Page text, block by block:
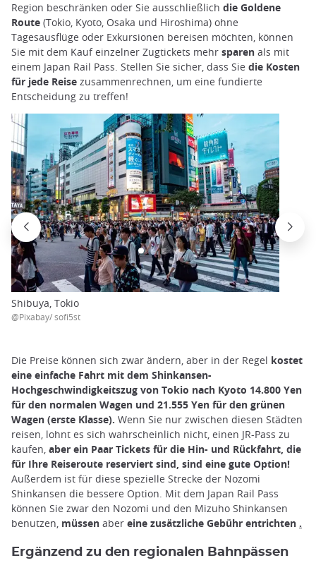
Region beschränken oder Sie ausschließlich die Goldene
Route (Tokio, Kyoto, Osaka und Hiroshima) ohne
Tagesausflüge oder Exkursionen bereisen möchten, können
Sie mit dem Kauf einzelner Zugtickets mehr sparen als mit
einem Japan Rail Pass. Stellen Sie sicher, dass Sie die Kosten
für jede Reise zusammenrechnen, um eine fundierte
Entscheidung zu treffen!
Shibuya, Tokio
@Pixabay/ sofi5st
Die Preise können sich zwar ändern, aber in der Regel kostet
eine einfache Fahrt mit dem Shinkansen-
Hochgeschwindigkeitszug von Tokio nach Kyoto 14.800 Yen
für den normalen Wagen und 21.555 Yen für den grünen
Wagen (erste Klasse). Wenn Sie nur zwischen diesen Städten
reisen, lohnt es sich wahrscheinlich nicht, einen JR-Pass zu
kaufen, aber ein Paar Tickets für die Hin- und Rückfahrt, die
für Ihre Reiseroute reserviert sind, sind eine gute Option!
Außerdem ist für diese spezielle Strecke der Nozomi
Shinkansen die bessere Option. Mit dem Japan Rail Pass
können Sie zwar den Nozomi und den Mizuho Shinkansen
benutzen, müssen aber eine zusätzliche Gebühr entrichten .
Ergänzend zu den regionalen Bahnpässen